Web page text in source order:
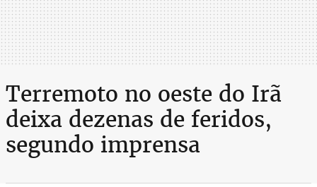
Terremoto no oeste do Irã
deixa dezenas de feridos,
segundo imprensa